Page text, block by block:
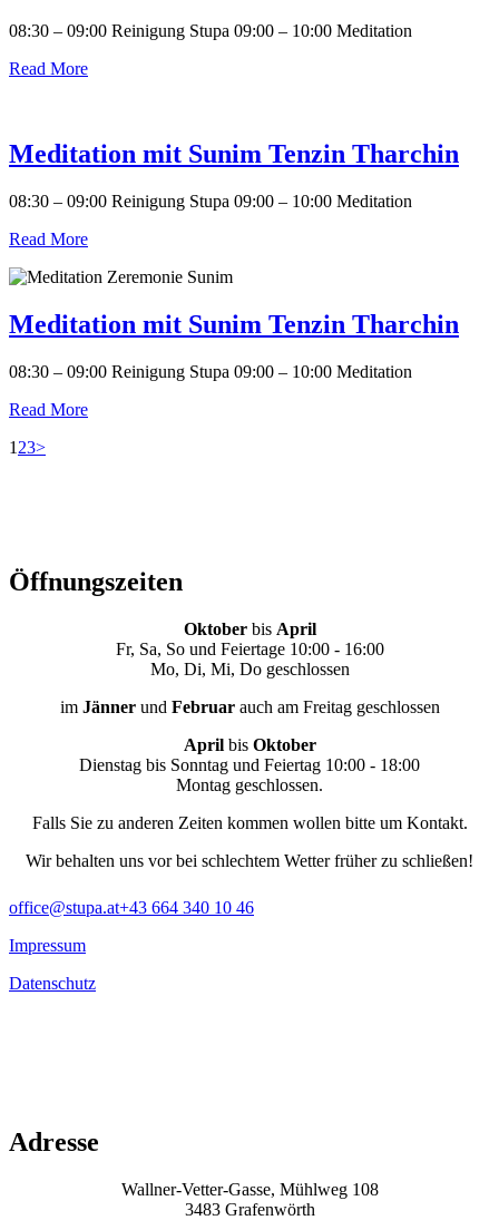
08:30 – 09:00 Reinigung Stupa 09:00 – 10:00 Meditation
Read More
Meditation mit Sunim Tenzin Tharchin
08:30 – 09:00 Reinigung Stupa 09:00 – 10:00 Meditation
Read More
Meditation mit Sunim Tenzin Tharchin
08:30 – 09:00 Reinigung Stupa 09:00 – 10:00 Meditation
Read More
Seitennummerierung
Page
1 Page
2Page
3>
Öffnungszeiten
Oktoberbis April
Fr, Sa, So und Feiertage 10:00 - 16:00
Mo, Di, Mi, Do geschlossen
im Jännerund Februar auch am Freitag geschlossen
Aprilbis Oktober
Dienstag bis Sonntag und Feiertag 10:00 - 18:00
Montag geschlossen.
Falls Sie zu anderen Zeiten kommen wollen bitte um Kontakt.
Wir behalten uns vor bei schlechtem Wetter früher zu schließen!
office@stupa.at+43 664 340 10 46
Impressum
Datenschutz
Adresse
Wallner-Vetter-Gasse, Mühlweg 108
3483 Grafenwörth